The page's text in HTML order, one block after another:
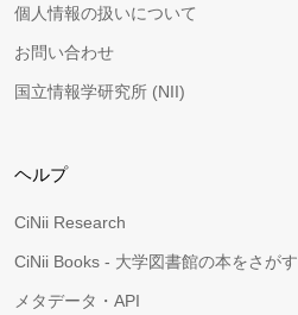
個人情報の扱いについて
お問い合わせ
国立情報学研究所 (NII)
ヘルプ
CiNii Research
CiNii Books - 大学図書館の本をさがす
メタデータ・API